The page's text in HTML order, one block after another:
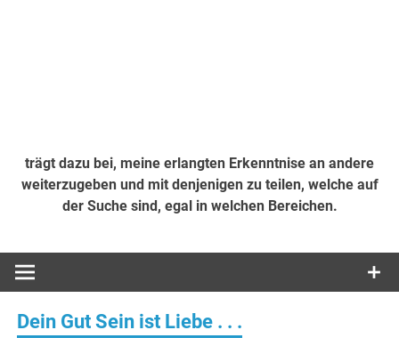
trägt dazu bei, meine erlangten Erkenntnise an andere
weiterzugeben und mit denjenigen zu teilen, welche auf
der Suche sind, egal in welchen Bereichen.
Dein Gut Sein ist Liebe . . .